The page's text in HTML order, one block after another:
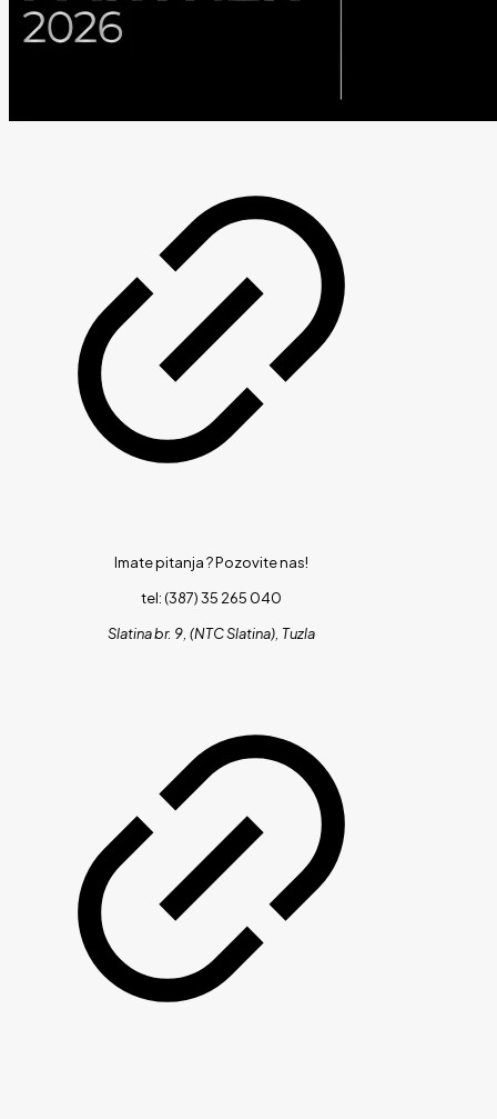
Imate pitanja ?Pozovite nas!
tel: (387) 35 265 040
Slatina br. 9, (NTC Slatina), Tuzla